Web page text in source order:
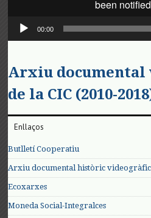
00:00
Arxiu documental
de la CIC (2010-
Enllaços
Butlletí Cooperatiu
Arxiu documental històric videogràfic
Ecoxarxes
Moneda Social-Integralces